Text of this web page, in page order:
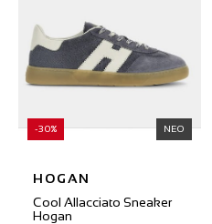
ΝΕΟ
-30%
HOGAN
Cool Allacciato Sneaker
Hogan